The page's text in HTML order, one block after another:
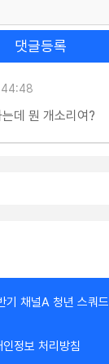
댓글등록
데 뭔 개소리여?
기 채널A 청년 스쿼
인정보 처리방침